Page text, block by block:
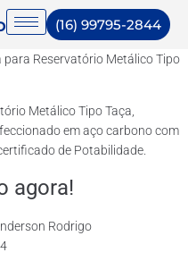
(16) 99795-2844
para Reservatório Metálico Tipo
Metálico Tipo Taça,
em aço carbono com
de Potabilidade.
agora!
Rodrigo